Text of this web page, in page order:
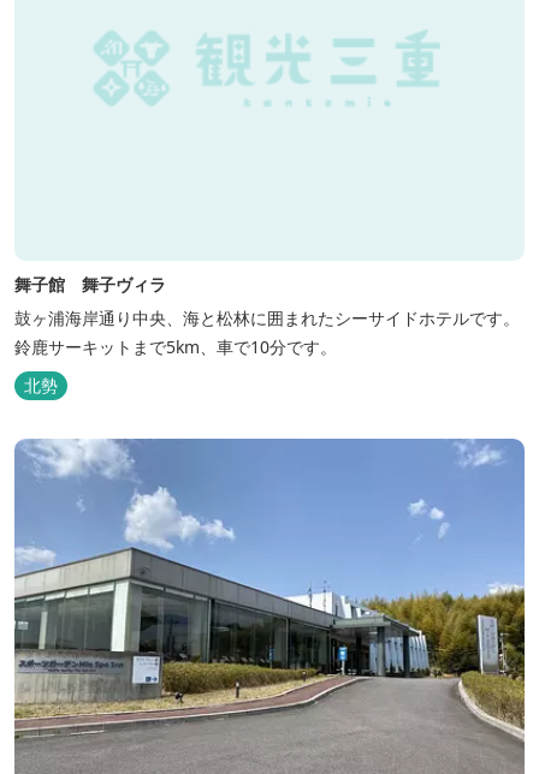
舞子館 舞子ヴィラ
鼓ヶ浦海岸通り中央、海と松林に囲まれたシーサイドホテルです。
鈴鹿サーキットまで5km、車で10分です。
北勢